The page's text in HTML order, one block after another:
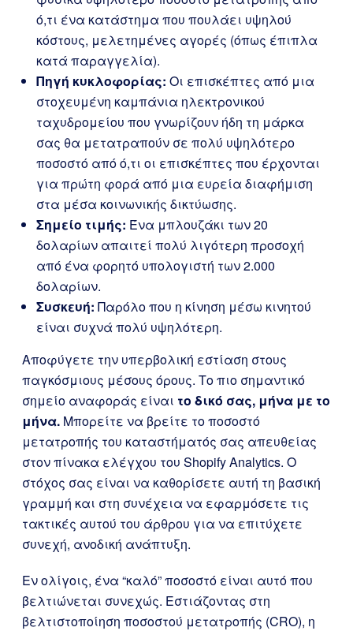
ό,τι ένα κατάστημα που πουλάει υψηλού
κόστους, μελετημένες αγορές (όπως έπιπλα
κατά παραγγελία).
Πηγή κυκλοφορίας: Οι επισκέπτες από μια
στοχευμένη καμπάνια ηλεκτρονικού
ταχυδρομείου που γνωρίζουν ήδη τη μάρκα
σας θα μετατραπούν σε πολύ υψηλότερο
ποσοστό από ό,τι οι επισκέπτες που έρχονται
για πρώτη φορά από μια ευρεία διαφήμιση
στα μέσα κοινωνικής δικτύωσης.
Σημείο τιμής: Ένα μπλουζάκι των 20
δολαρίων απαιτεί πολύ λιγότερη προσοχή
από ένα φορητό υπολογιστή των 2.000
δολαρίων.
Συσκευή: Παρόλο που η κίνηση μέσω κινητού
είναι συχνά πολύ υψηλότερη.
Αποφύγετε την υπερβολική εστίαση στους
παγκόσμιους μέσους όρους. Το πιο σημαντικό
σημείο αναφοράς είναι το δικό σας, μήνα με το
μήνα. Μπορείτε να βρείτε το ποσοστό
μετατροπής του καταστήματός σας απευθείας
στον πίνακα ελέγχου του Shopify Analytics. Ο
στόχος σας είναι να καθορίσετε αυτή τη βασική
γραμμή και στη συνέχεια να εφαρμόσετε τις
τακτικές αυτού του άρθρου για να επιτύχετε
συνεχή, ανοδική ανάπτυξη.
Εν ολίγοις, ένα “καλό” ποσοστό είναι αυτό που
βελτιώνεται συνεχώς. Εστιάζοντας στη
βελτιστοποίηση ποσοστού μετατροπής (CRO), η